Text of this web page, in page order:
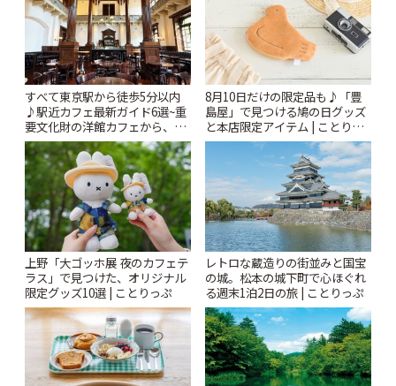
すべて東京駅から徒歩5分以内
♪駅近カフェ最新ガイド6選~重
要文化財の洋館カフェから、改
札すぐのレトロ喫茶まで~ | こと
りっぷ
8月10日だけの限定品も♪「豊
島屋」で見つける鳩の日グッズ
と本店限定アイテム | ことりっ
ぷ
上野「大ゴッホ展 夜のカフェテ
ラス」で見つけた、オリジナル
限定グッズ10選 | ことりっぷ
レトロな蔵造りの街並みと国宝
の城。松本の城下町で心ほぐれ
る週末1泊2日の旅 | ことりっぷ